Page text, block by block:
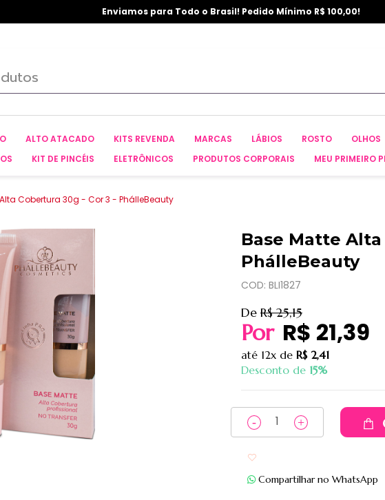
Enviamos para Todo o Brasil! Pedido Mínimo R$ 100,00!
ALTO ATACADO KITS REVENDA MARCAS LÁBIOS ROSTO OLHOS
KIT DE PINCÉIS ELETRÔNICOS PRODUTOS CORPORAIS MEU PRIMEIRO
Cobertura 30g - Cor 3 - PhálleBeauty
Base Matte
PhálleBeauty
COD: BLI1827
De R$ 25,15
Por R$ 21,39
até 12x de R$ 2,41
Desconto de 15%
Compartilhar no WhatsApp